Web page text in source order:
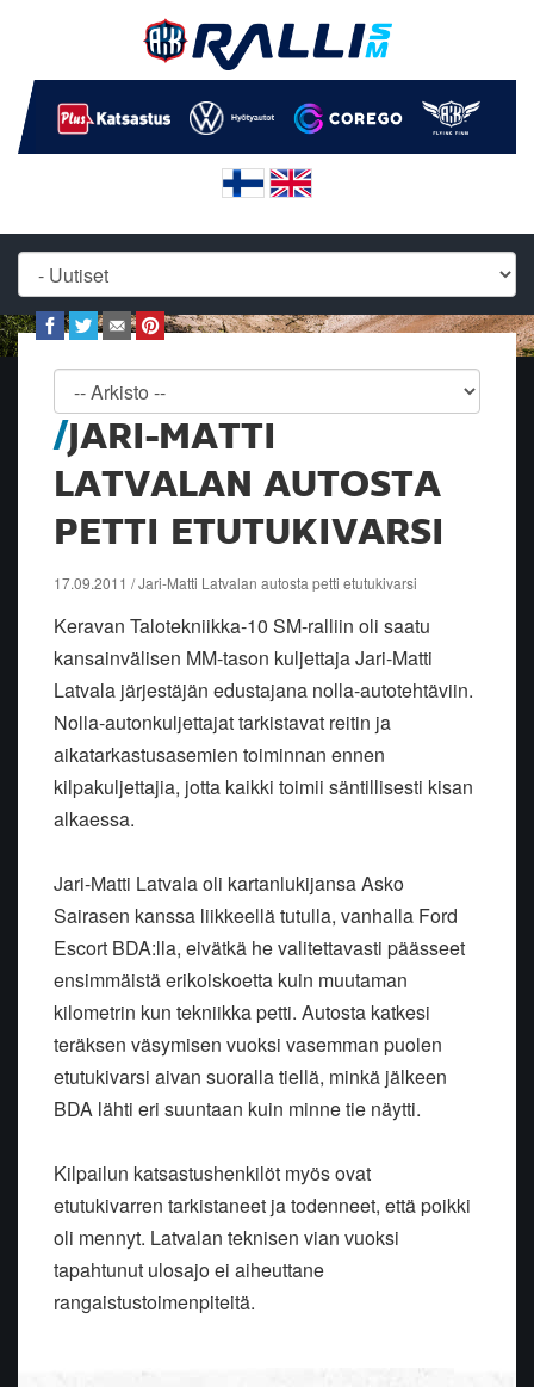
JARI-MATTI
LATVALAN AUTOSTA
PETTI ETUTUKIVARSI
17.09.2011 / Jari-Matti Latvalan autosta petti etutukivarsi
Keravan Talotekniikka-10 SM-ralliin oli saatu
kansainvälisen MM-tason kuljettaja Jari-Matti
Latvala järjestäjän edustajana nolla-autotehtäviin.
Nolla-autonkuljettajat tarkistavat reitin ja
aikatarkastusasemien toiminnan ennen
kilpakuljettajia, jotta kaikki toimii säntillisesti kisan
alkaessa.
Jari-Matti Latvala oli kartanlukijansa Asko
Sairasen kanssa liikkeellä tutulla, vanhalla Ford
Escort BDA:lla, eivätkä he valitettavasti päässeet
ensimmäistä erikoiskoetta kuin muutaman
kilometrin kun tekniikka petti. Autosta katkesi
teräksen väsymisen vuoksi vasemman puolen
etutukivarsi aivan suoralla tiellä, minkä jälkeen
BDA lähti eri suuntaan kuin minne tie näytti.
Kilpailun katsastushenkilöt myös ovat
etutukivarren tarkistaneet ja todenneet, että poikki
oli mennyt. Latvalan teknisen vian vuoksi
tapahtunut ulosajo ei aiheuttane
rangaistustoimenpiteitä.